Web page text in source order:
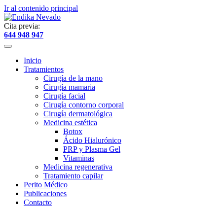
Ir al contenido principal
Cita previa:
644 948 947
Inicio
Tratamientos
Cirugía de la mano
Cirugía mamaria
Cirugía facial
Cirugía contorno corporal
Cirugía dermatológica
Medicina estética
Botox
Ácido Hialurónico
PRP y Plasma Gel
Vitaminas
Medicina regenerativa
Tratamiento capilar
Perito Médico
Publicaciones
Contacto